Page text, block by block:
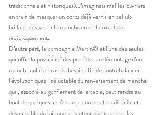
traditionnels et historiques). J’imaginais mal les ouvriers
en train de masquer un corps déjà vernis en cellulo
brillant puis vernir le manche en cellulo mat ou
réciproquement.
D’autre part, la compagnie Martin® et l’une des seules
qui offre la possibilité des procéder au démontage d’un
manche collé en cas de besoin afin de contrebalancer
l’évolution quasi inéluctable du renversement de manche
qui , associé au gonflement de la table, peut rendre au
bout de quelques années le jeu un peu trop difficile et
désagréable du fait que la hauteur que prennent les